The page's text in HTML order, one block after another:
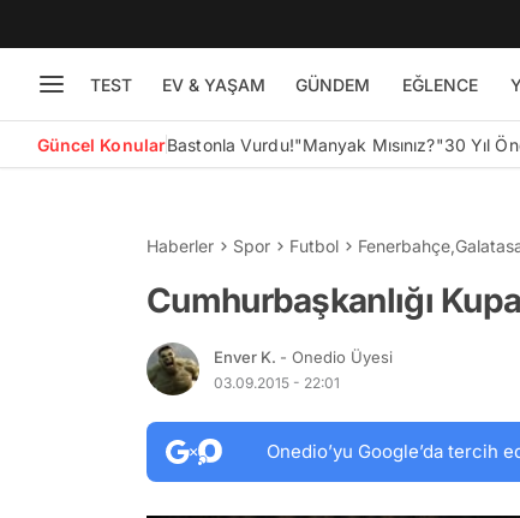
TEST EV & YAŞAM GÜNDEM EĞLENCE
Güncel KonularBastonla Vurdu!"Manyak Mısınız?"30 Yıl
Haberler Spor Futbol Fenerbahçe,
Cumhurbaşkanlığı
Enver K. - Onedio Üyesi
03.09.2015 - 22:01
Onedio’yu Google’da tercih